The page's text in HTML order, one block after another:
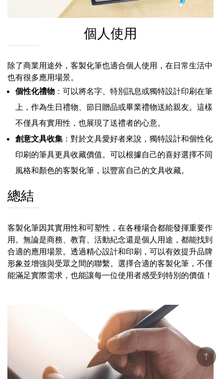
個人使用
除了商業用途外，客製化筆也適合個人使用，在日常生活中
也有很多應用場景。
個性化禮物 ：可以將名字、特別訊息或獨特設計印刷在筆
上，作為生日禮物、節日贈品或畢業禮物送給親友。這樣
不僅具有實用性，也展現了送禮者的心意。
創意文具收集 ：對於文具愛好者來說，獨特設計和個性化
印刷的筆具更具收藏價值。可以根據自己的喜好選擇不同
風格和顏色的客製化筆，以豐富自己的文具收藏。
總結
客製化筆因其實用性和可塑性，在各種場合都能發揮重要作
用。無論是商務、教育、活動紀念還是個人用途，都能找到
合適的應用場景。透過精心設計和印刷，可以有效提升品牌
形象並增強與受眾之間的聯繫。選擇合適的客製化筆，不僅
能滿足實際需求，也能讓每一位使用者感受到特別的價值！